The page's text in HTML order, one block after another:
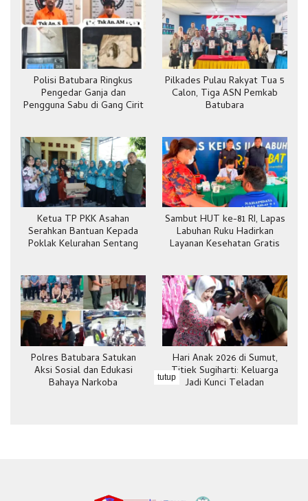
Polisi Batubara Ringkus
Pengedar Ganja dan
Pengguna Sabu di Gang Cirit
Pilkades Pulau Rakyat Tua 5
Calon, Tiga ASN Pemkab
Batubara
Ketua TP PKK Asahan
Serahkan Bantuan Kepada
Poklak Kelurahan Sentang
Sambut HUT ke-81 RI, Lapas
Labuhan Ruku Hadirkan
Layanan Kesehatan Gratis
Polres Batubara Satukan
Aksi Sosial dan Edukasi
Bahaya Narkoba
Hari Anak 2026 di Sumut,
Titiek Sugiharti: Keluarga
Jadi Kunci Teladan
tutup